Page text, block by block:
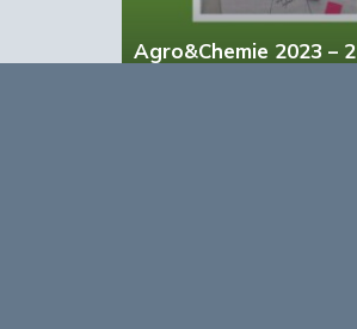
Agro&Chemie 2023 – 2